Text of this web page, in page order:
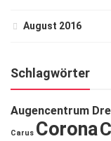
August 2016
Schlagwörter
Augencentrum
Carus Corona